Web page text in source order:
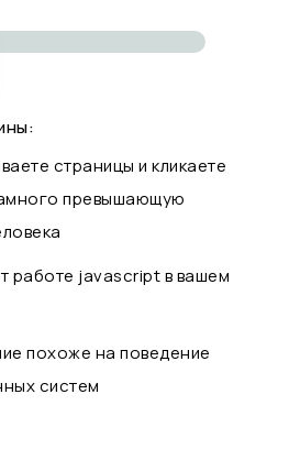
страницы и кликаете
превышающую
работе javascript в вашем
похоже на поведение
систем